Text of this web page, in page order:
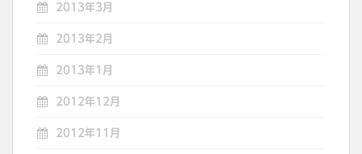
2013年3月
2013年2月
2013年1月
2012年12月
2012年11月